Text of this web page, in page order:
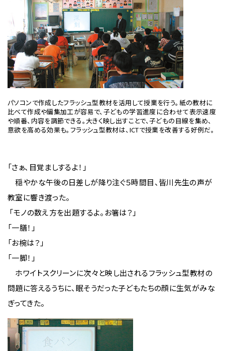
パソコンで作成したフラッシュ型教材を活用して授業を行う。紙の教材に
比べて作成や編集加工が容易で、子どもの学習進度に合わせて表示速度
や順番、内容を調節できる。大きく映し出すことで、子どもの目線を集め、
意欲を高める効果も。フラッシュ型教材は、ICTで授業を改善する好例だ。
「さぁ、目覚ましするよ！」
穏やかな午後の日差しが降り注ぐ５時間目、皆川先生の声が
教室に響き渡った。
「モノの数え方を出題するよ。お箸は？」
「一膳！」
「お椀は？」
「一脚！」
ホワイトスクリーンに次々と映し出されるフラッシュ型教材の
問題に答えるうちに、眠そうだった子どもたちの顔に生気がみな
ぎってきた。